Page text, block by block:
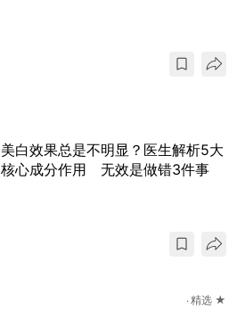
美白效果总是不明显？医生解析5大
核心成分作用 无效是做错3件事
精选 ★